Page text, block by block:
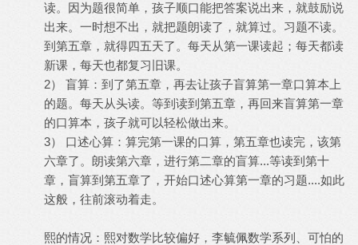
读。因为题很简单，孩子顺口能把答案说出来，就鼓励说
出来。一时想不出，就把题朗读了，就算过。习题不读。
到第五章，就得四五天了。每天从第一课读起；每天都读
新课，每天也都复习旧课。
2） 盲算：到了第五章，再去让孩子盲算第一章口算本上
的题。每天从头读。等到读到第五章，再回来盲算第一章
的口算本，孩子就可以轻松做出来。
3） 口述心算：算完第一课的口算，第五章也读完，该第
六章了。朗读第六章，进行第二章的盲算...等读到第十
章，盲算到第五章了，开始口述心算第一章的习题....如此
这般，往前滚动着走。
熙的情况：熙对数学比较偏好，李毓佩数学系列、可怕的